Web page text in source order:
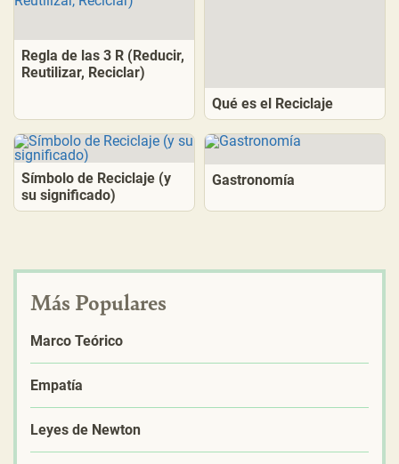
Regla de las 3 R (Reducir,
Reutilizar, Reciclar)
Qué es el Reciclaje
Símbolo de Reciclaje (y
su significado)
Gastronomía
Más Populares
Marco Teórico
Empatía
Leyes de Newton